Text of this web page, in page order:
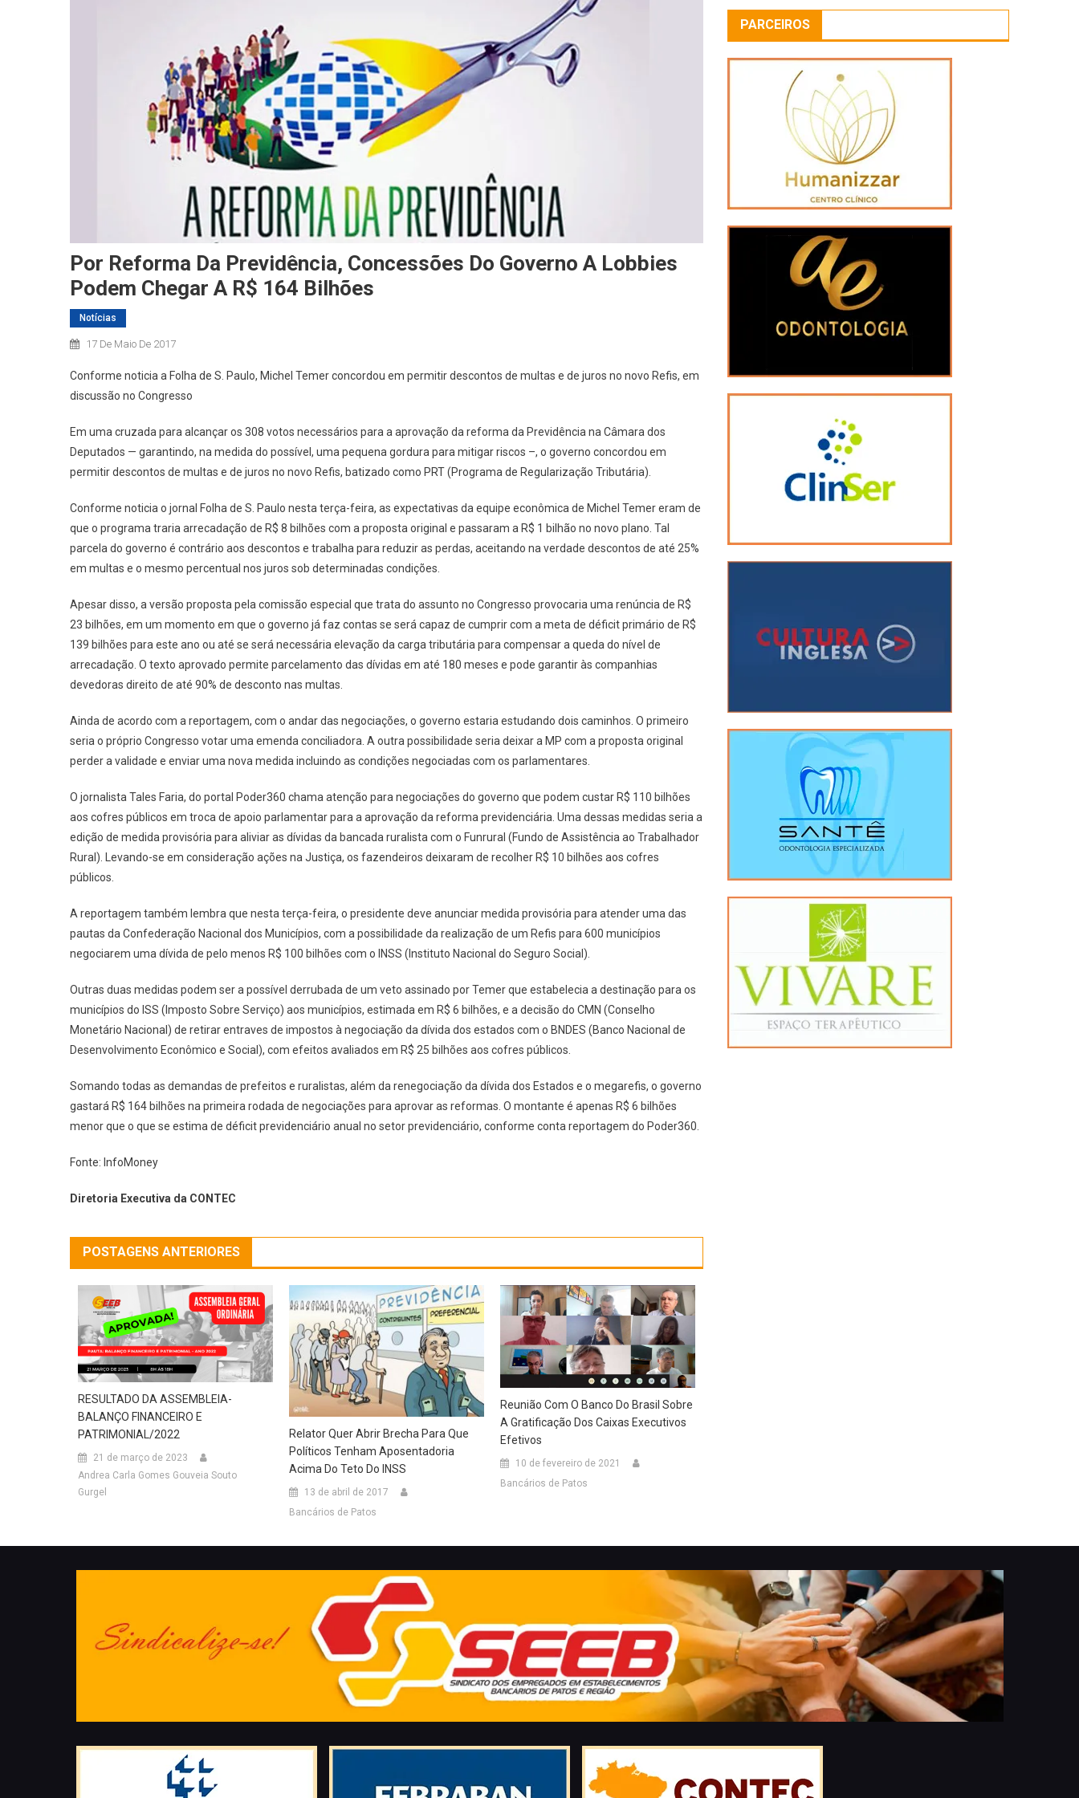
Por Reforma Da Previdência, Concessões Do Governo A Lobbies
Podem Chegar A R$ 164 Bilhões
Notícias
17 De Maio De 2017
Conforme noticia a Folha de S. Paulo, Michel Temer concordou em permitir descontos de multas e de juros no novo Refis, em
discussão no Congresso
Em uma cruzada para alcançar os 308 votos necessários para a aprovação da reforma da Previdência na Câmara dos
Deputados — garantindo, na medida do possível, uma pequena gordura para mitigar riscos –, o governo concordou em
permitir descontos de multas e de juros no novo Refis, batizado como PRT (Programa de Regularização Tributária).
Conforme noticia o jornal Folha de S. Paulo nesta terça-feira, as expectativas da equipe econômica de Michel Temer eram de
que o programa traria arrecadação de R$ 8 bilhões com a proposta original e passaram a R$ 1 bilhão no novo plano. Tal
parcela do governo é contrário aos descontos e trabalha para reduzir as perdas, aceitando na verdade descontos de até 25%
em multas e o mesmo percentual nos juros sob determinadas condições.
Apesar disso, a versão proposta pela comissão especial que trata do assunto no Congresso provocaria uma renúncia de R$
23 bilhões, em um momento em que o governo já faz contas se será capaz de cumprir com a meta de déficit primário de R$
139 bilhões para este ano ou até se será necessária elevação da carga tributária para compensar a queda do nível de
arrecadação. O texto aprovado permite parcelamento das dívidas em até 180 meses e pode garantir às companhias
devedoras direito de até 90% de desconto nas multas.
Ainda de acordo com a reportagem, com o andar das negociações, o governo estaria estudando dois caminhos. O primeiro
seria o próprio Congresso votar uma emenda conciliadora. A outra possibilidade seria deixar a MP com a proposta original
perder a validade e enviar uma nova medida incluindo as condições negociadas com os parlamentares.
O jornalista Tales Faria, do portal Poder360 chama atenção para negociações do governo que podem custar R$ 110 bilhões
aos cofres públicos em troca de apoio parlamentar para a aprovação da reforma previdenciária. Uma dessas medidas seria a
edição de medida provisória para aliviar as dívidas da bancada ruralista com o Funrural (Fundo de Assistência ao Trabalhador
Rural). Levando-se em consideração ações na Justiça, os fazendeiros deixaram de recolher R$ 10 bilhões aos cofres
públicos.
A reportagem também lembra que nesta terça-feira, o presidente deve anunciar medida provisória para atender uma das
pautas da Confederação Nacional dos Municípios, com a possibilidade da realização de um Refis para 600 municípios
negociarem uma dívida de pelo menos R$ 100 bilhões com o INSS (Instituto Nacional do Seguro Social).
Outras duas medidas podem ser a possível derrubada de um veto assinado por Temer que estabelecia a destinação para os
municípios do ISS (Imposto Sobre Serviço) aos municípios, estimada em R$ 6 bilhões, e a decisão do CMN (Conselho
Monetário Nacional) de retirar entraves de impostos à negociação da dívida dos estados com o BNDES (Banco Nacional de
Desenvolvimento Econômico e Social), com efeitos avaliados em R$ 25 bilhões aos cofres públicos.
Somando todas as demandas de prefeitos e ruralistas, além da renegociação da dívida dos Estados e o megarefis, o governo
gastará R$ 164 bilhões na primeira rodada de negociações para aprovar as reformas. O montante é apenas R$ 6 bilhões
menor que o que se estima de déficit previdenciário anual no setor previdenciário, conforme conta reportagem do Poder360.
Fonte: InfoMoney
Diretoria Executiva da CONTEC
POSTAGENS ANTERIORES
RESULTADO DA ASSEMBLEIA-
BALANÇO FINANCEIRO E
PATRIMONIAL/2022
21 de março de 2023
Andrea Carla Gomes Gouveia Souto
Gurgel
Relator Quer Abrir Brecha Para Que
Políticos Tenham Aposentadoria
Acima Do Teto Do INSS
13 de abril de 2017
Bancários de Patos
Reunião Com O Banco Do Brasil Sobre
A Gratificação Dos Caixas Executivos
Efetivos
10 de fevereiro de 2021
Bancários de Patos
PARCEIROS